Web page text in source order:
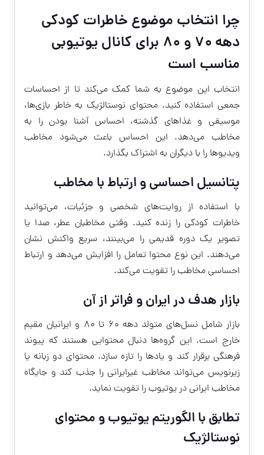
چرا انتخاب موضوع خاطرات کودکی
دهه ۷۰ و ۸۰ برای کانال یوتیوبی
مناسب است
انتخاب این موضوع به شما کمک می‌کند تا از احساسات
جمعی استفاده کنید. محتوای نوستالژیک به خاطر بازی‌ها،
موسیقی و غذاهای گذشته، احساس آشنا بودن را به
مخاطب می‌دهد. این احساس باعث می‌شود مخاطب
ویدیوها را با دیگران به اشتراک بگذارد.
پتانسیل احساسی و ارتباط با مخاطب
با استفاده از روایت‌های شخصی و جزئیات، می‌توانید
خاطرات کودکی را زنده کنید. وقتی مخاطبان عطر، صدا یا
تصویر یک دوره قدیمی را می‌بینند، سریع واکنش نشان
می‌دهند. این نوع محتوا تعامل را افزایش می‌دهد و ارتباط
احساسی مخاطب را تقویت می‌کند.
بازار هدف در ایران و فراتر از آن
بازار شامل نسل‌های متولد دهه ۶۰ تا ۸۰ و ایرانیان مقیم
خارج است. این گروه‌ها دنبال محتوایی هستند که پیوند
فرهنگی برقرار کند و یادها را تازه سازد. محتوای دو زبانه یا
زیرنویس می‌تواند مخاطب غیرایرانی را جذب کند و جایگاه
مخاطب ایرانی در یوتیوب را تقویت نماید.
تطابق با الگوریتم یوتیوب و محتوای
نوستالژیک